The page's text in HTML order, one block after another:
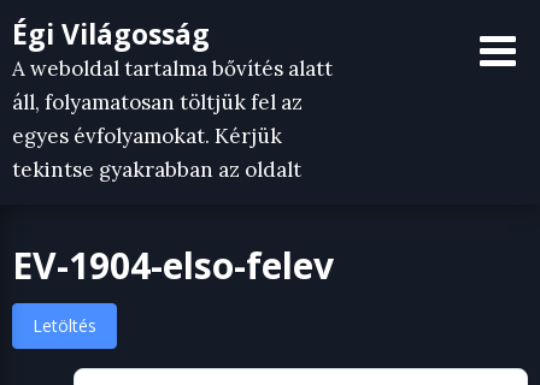
Skip
to
content
Égi Világosság
A weboldal tartalma bővítés alatt
áll, folyamatosan töltjük fel az
egyes évfolyamokat. Kérjük
tekintse gyakrabban az oldalt
EV-1904-elso-felev
Letöltés